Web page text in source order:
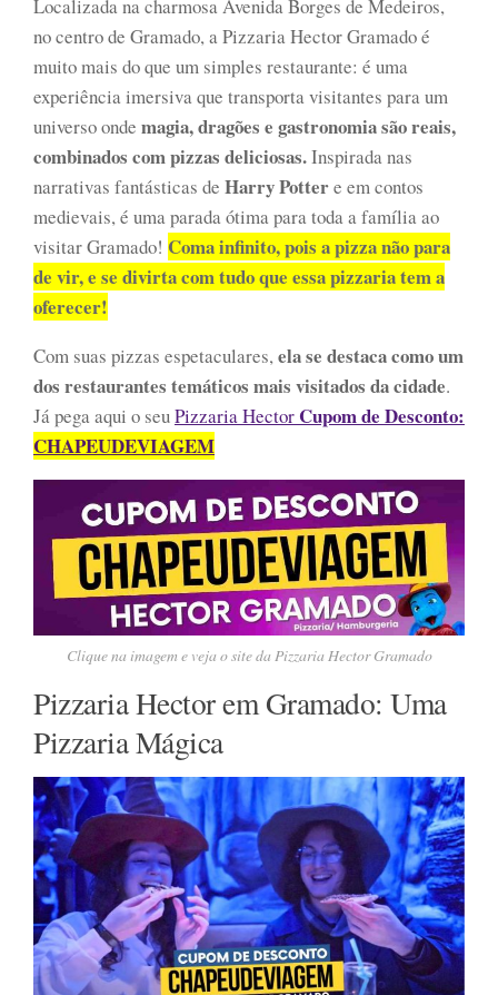
Localizada na charmosa Avenida Borges de Medeiros,
no centro de Gramado, a Pizzaria Hector Gramado é
muito mais do que um simples restaurante: é uma
experiência imersiva que transporta visitantes para um
universo onde magia, dragões e gastronomia são reais,
combinados com pizzas deliciosas.Inspirada nas
narrativas fantásticas de Harry Pottere em contos
medievais, é uma parada ótima para toda a família ao
visitar Gramado! Coma infinito, pois a pizza não para
de vir, e se divirta com tudo que essa pizzaria tem a
oferecer!
Com suas pizzas espetaculares,ela se destaca como um
dos restaurantes temáticos mais visitados da cidade.
Já pega aqui o seuPizzaria Hector Cupom de Desconto:
CHAPEUDEVIAGEM
Clique na imagem e veja o site da Pizzaria Hector Gramado
Pizzaria Hector em Gramado: Uma
Pizzaria Mágica